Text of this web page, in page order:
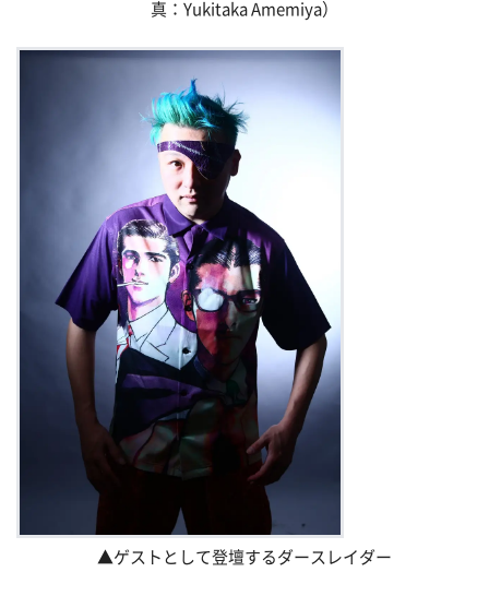
真：Yukitaka Amemiya）
▲ゲストとして登壇するダースレイダー